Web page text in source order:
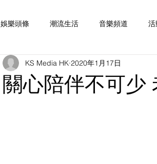
娛樂頭條 潮流生活 音樂頻道 活
關心陪伴不可少
KS Media HK 2020年1月17日